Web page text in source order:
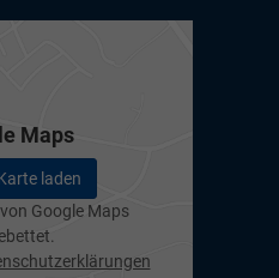
Maps
laden
Google Maps